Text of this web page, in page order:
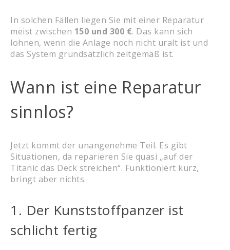
In solchen Fällen liegen Sie mit einer Reparatur
meist zwischen 150 und 300 €. Das kann sich
lohnen, wenn die Anlage noch nicht uralt ist und
das System grundsätzlich zeitgemäß ist.
Wann ist eine Reparatur
sinnlos?
Jetzt kommt der unangenehme Teil. Es gibt
Situationen, da reparieren Sie quasi „auf der
Titanic das Deck streichen“. Funktioniert kurz,
bringt aber nichts.
1. Der Kunststoffpanzer ist
schlicht fertig